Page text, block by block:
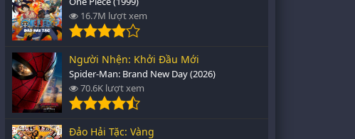
16.7M lượt xem
Người Nhện: Khởi Đầu Mới
Spider-Man: Brand New Day (2026)
70.6K lượt xem
Đảo Hải Tặc: Vàng